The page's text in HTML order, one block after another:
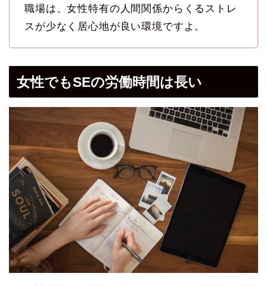
職場は、女性特有の人間関係からくるストレ
スが少なく居心地が良い環境ですよ。
女性でもSEの労働時間は長い